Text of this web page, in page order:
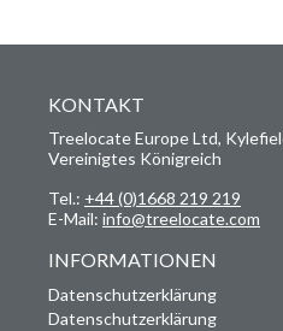
KONTAKT
Treelocate Europe Ltd,
Vereinigtes Königreich
Tel.: +44 (0)1668 219 219
E-Mail: info@treelocate.com
INFORMATIONEN
Datenschutzerklärung
Datenschutzerklärung